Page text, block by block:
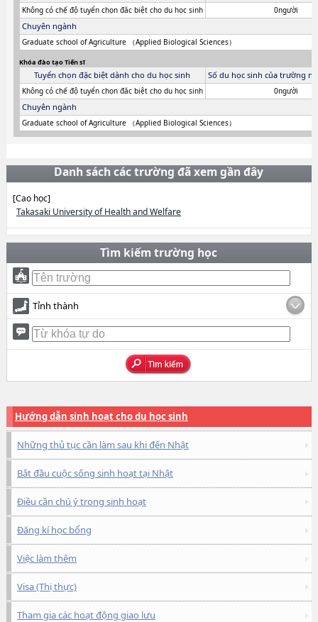
Không có chế độ tuyển chọn đăc biệt cho du học sinh 0người
Chuyên ngành
Graduate school of Agriculture （Applied Biological Sciences）
Khóa đào tạo Tiến sĩ
Tuyển chọn đặc biệt dành cho du học sinh Số du học sinh của trường
Không có chế độ tuyển chọn đăc biệt cho du học sinh 0người
Chuyên ngành
Graduate school of Agriculture （Applied Biological Sciences）
Danh sách các trường đã xem gần đây
[Cao học]
Takasaki University of Health and Welfare
Tìm kiếm trường học
Tỉnh thành
Hướng dẫn sinh hoạt cho du học sinh
Những thủ tục cần làm sau khi đến Nhật
Bắt đầu cuộc sống sinh hoạt tại Nhật
Điều cần chú ý trong sinh hoạt
Đăng kí học bổng
Việc làm thêm
Visa (Thị thực)
Tham gia các hoạt động giao lưu